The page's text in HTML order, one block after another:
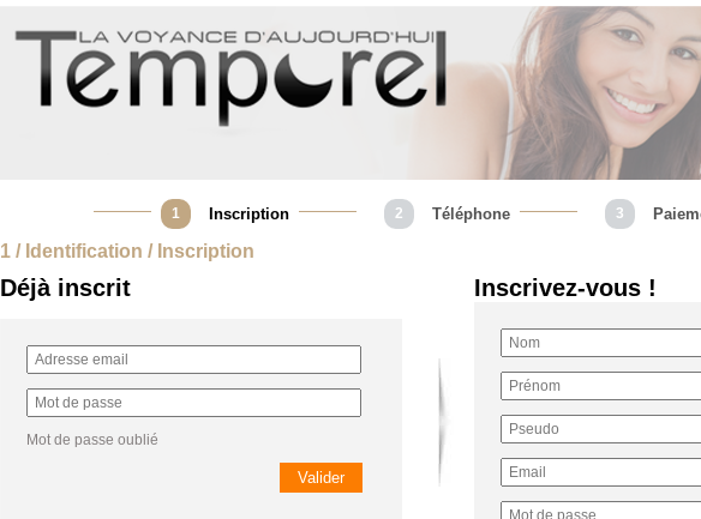
1 Inscription 2 Téléphone 3
1 / Identification / Inscription
Déjà inscrit
Mot de passe oublié
Inscrivez-vous !